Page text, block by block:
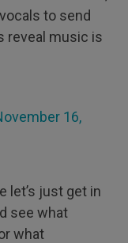
to send
reveal music is
16,
let’s just get in
see what
what